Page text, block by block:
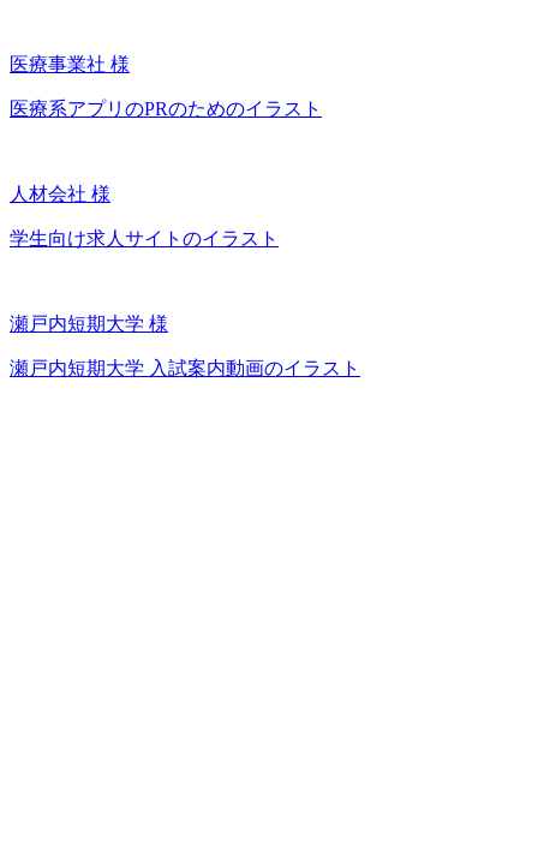
医療事業社 様
医療系アプリのPRのためのイラスト
人材会社 様
学生向け求人サイトのイラスト
瀬戸内短期大学 様
瀬戸内短期大学 入試案内動画のイラスト